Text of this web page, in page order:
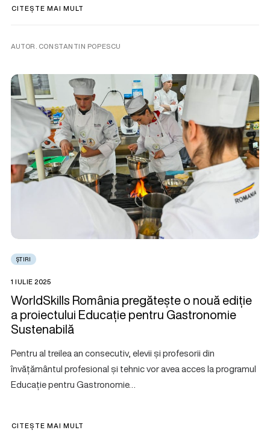
CITEȘTE MAI MULT
AUTOR. CONSTANTIN POPESCU
ȘTIRI
1 IULIE 2025
WorldSkills România pregătește o nouă ediție
a proiectului Educație pentru Gastronomie
Sustenabilă
Pentru al treilea an consecutiv, elevii și profesorii din
învățământul profesional și tehnic vor avea acces la programul
Educație pentru Gastronomie…
CITEȘTE MAI MULT